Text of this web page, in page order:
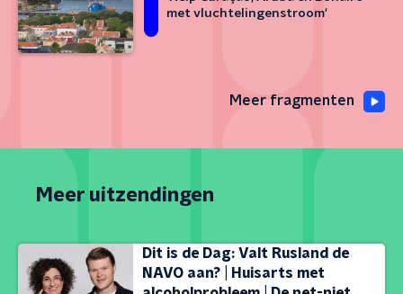
met vluchtelingenstroom'
Meer fragmenten
Meer uitzendingen
Dit is de Dag: Valt Rusland de
NAVO aan? | Huisarts met